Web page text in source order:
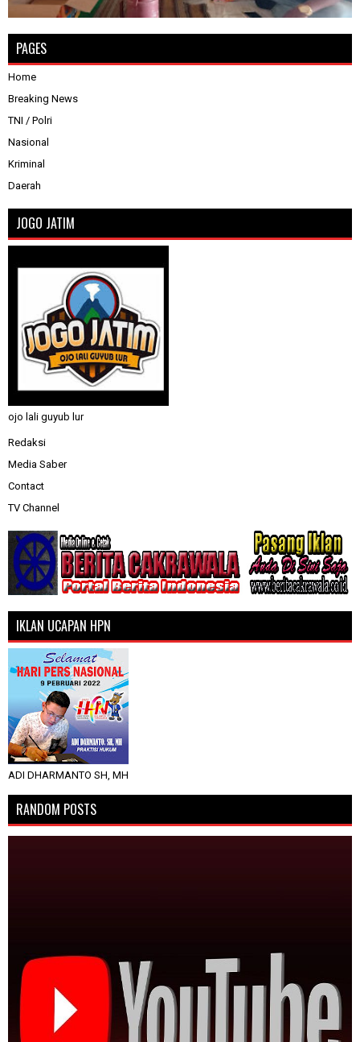
PAGES
Home
Breaking News
TNI / Polri
Nasional
Kriminal
Daerah
JOGO JATIM
ojo lali guyub lur
Redaksi
Media Saber
Contact
TV Channel
IKLAN UCAPAN HPN
ADI DHARMANTO SH, MH
RANDOM POSTS